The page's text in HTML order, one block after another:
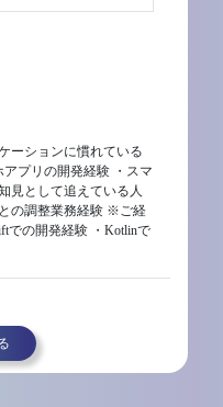
ーションに慣れている
プリの開発経験 ・スマ
見として追えている人
の調整業務経験 ※ご経
での開発経験 ・Kotlinで